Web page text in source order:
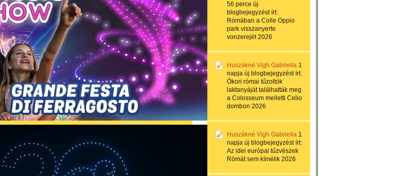
56 perce új
blogbejegyzést írt:
Rómában a Colle Oppio
park visszanyerte
vonzerejét 2026
Huszákné Vigh Gabriella 1
napja új blogbejegyzést írt:
Ókori római tűzoltók
laktanyáját találhatták meg
a Colosseum melletti Celio
dombon 2026
Huszákné Vigh Gabriella 1
napja új blogbejegyzést írt:
Az idei európai tűzvészek
Rómát sem kímélik 2026